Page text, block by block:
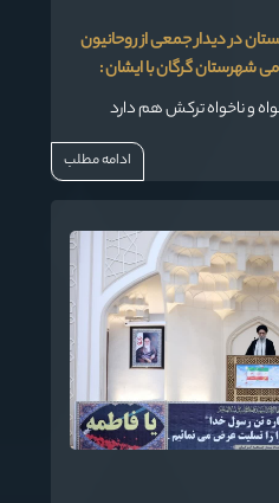
در دیدار جمعی از روحانیون
شهرستان گرگان با ایشان :
ادامه مطلب